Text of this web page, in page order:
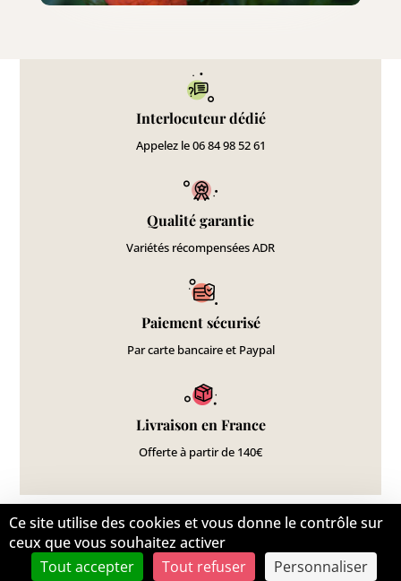
Interlocuteur dédié
Appelez le 06 84 98 52 61
Qualité garantie
Variétés récompensées ADR
Paiement sécurisé
Par carte bancaire et Paypal
Livraison en France
Offerte à partir de 140€
©Monagraphic 2020
Plan du site
Mentions légales
Conditions Générales de Vente
Ce site utilise des cookies et vous donne le contrôle sur
ceux que vous souhaitez activer
Tout accepter
Tout refuser Personnaliser